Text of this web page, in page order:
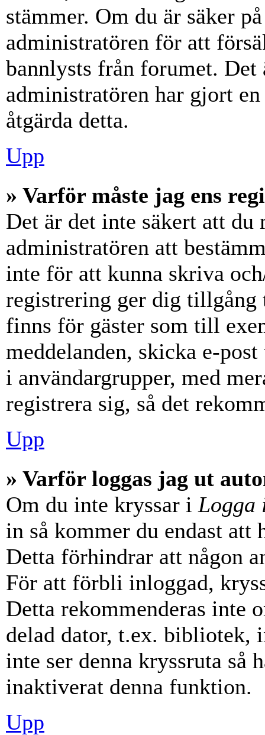
stämmer. Om du är säker
administratören för att
bannlysts från forumet.
administratören har gjort
åtgärda detta.
Upp
» Varför måste jag ens
Det är det inte säkert att
administratören att
inte för att kunna skriva
registrering ger dig
finns för gäster som till
meddelanden, skicka e-
i användargrupper, med
registrera sig, så det
Upp
» Varför loggas jag ut
Om du inte kryssar i Logga
in så kommer du endast
Detta förhindrar att någon
För att förbli inloggad,
Detta rekommenderas inte
delad dator, t.ex. bibliotek,
inte ser denna kryssruta så
inaktiverat denna funktion.
Upp